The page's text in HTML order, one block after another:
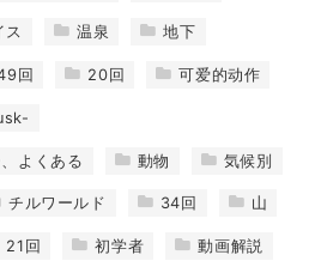
ス 温泉 地下
回 20回 可爱的动作
よくある 動物 気候別
チルワールド 34回 山
21回 初学者 動画解説